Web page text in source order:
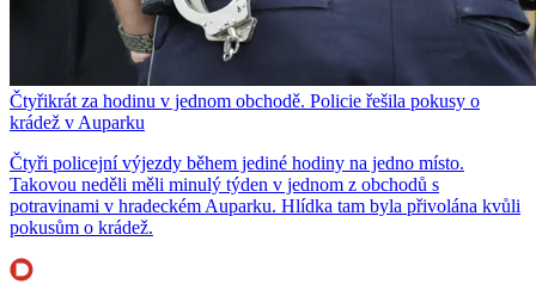
Čtyřikrát za hodinu v jednom obchodě. Policie řešila pokusy o
krádež v Auparku
Čtyři policejní výjezdy během jediné hodiny na jedno místo.
Takovou neděli měli minulý týden v jednom z obchodů s
potravinami v hradeckém Auparku. Hlídka tam byla přivolána kvůli
pokusům o krádež.